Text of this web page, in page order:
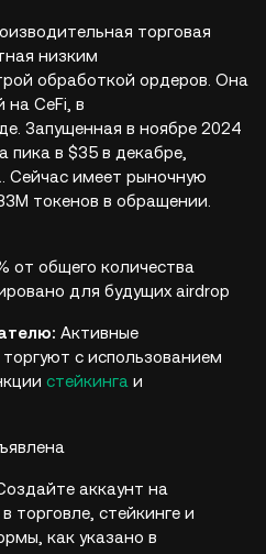
торговая
низким
обработкой ордеров. Она
на CeFi, в
Запущенная в ноябре 2024
пика в $35 в декабре,
Сейчас имеет рыночную
токенов в обращении.
от общего количества
для будущих airdrop
Активные
с использованием
стейкинга и
аккаунт на
торговле, стейкинге и
как указано в